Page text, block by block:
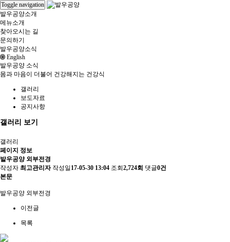
Toggle navigation
발우공양소개
메뉴소개
찾아오시는 길
문의하기
발우공양소식
English
발우공양 소식
몸과 마음이 더불어 건강해지는 건강식
갤러리
보도자료
공지사항
갤러리 보기
갤러리
페이지 정보
발우공양 외부전경
작성자 최고관리자 작성일 17-05-30 13:04 조회 2,724회 댓글0건
본문
발우공양 외부전경
이전글
목록